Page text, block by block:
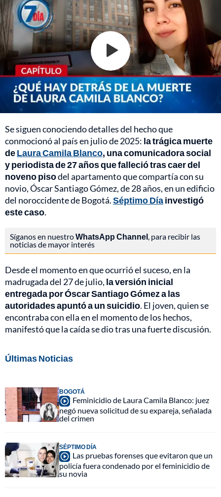
Se siguen conociendo detalles del hecho que
conmocionó al país en julio de 2025: la trágica muerte
deLaura Camila Blanco, una comunicadora social
y periodista de 27 años que falleció tras caer del
noveno pisodel apartamento que compartía con su
novio, Óscar Santiago Gómez, de 28 años, en un edificio
del noroccidente de Bogotá.Séptimo Díainvestigó
este caso.
Síganos en nuestroWhatsApp Channel, para recibir las
noticias de mayor interés
Desde el momento en que ocurrió el suceso, en la
madrugada del 27 de julio, la versión inicial
entregada por Óscar Santiago Gómez a las
autoridades apuntó a un suicidio. El joven, quien se
encontraba con ella en el momento de los hechos,
manifestó que la caída se dio tras una fuerte discusión.
Últimas Noticias
BOGOTÁ
Feminicidio de Laura Camila Blanco: juez
negó nueva solicitud de su expareja, señalada
del crimen
SÉPTIMO DÍA
Las pruebas forenses que evitaron que un
policía fuera condenado por el feminicidio de
su novia